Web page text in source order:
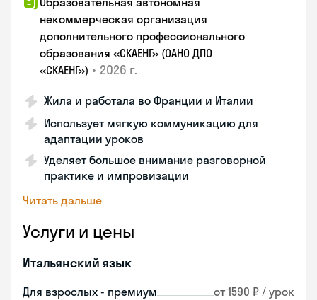
некоммерческая организация
дополнительного профессионального
образования «СКАЕНГ» (ОАНО ДПО
«СКАЕНГ») • 2026 г.
Жила и работала во Франции и Италии
Использует мягкую коммуникацию для
адаптации уроков
Уделяет большое внимание разговорной
практике и импровизации
Читать дальше
Услуги и цены
Итальянский язык
Для взрослых - премиум от 1590 ₽ / урок